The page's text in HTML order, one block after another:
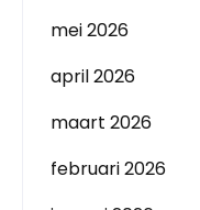
mei 2026
april 2026
maart 2026
februari 2026